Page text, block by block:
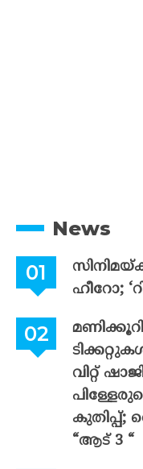
News
ഹീറോ;
വിറ്റ്
കുതിപ്പ്;
“ആട് 3 “